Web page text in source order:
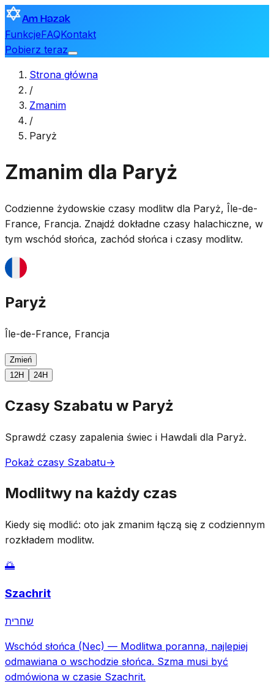
Am Hazak
FunkcjeFAQKontakt
Pobierz teraz
Strona główna
/
Zmanim
/
Paryż
Zmanim dla Paryż
Codzienne żydowskie czasy modlitw dla Paryż, Île-de-
France, Francja. Znajdź dokładne czasy halachiczne, w
tym wschód słońca, zachód słońca i czasy modlitw.
Paryż
Île-de-France, Francja
Zmień
12H
24H
Czasy Szabatu w Paryż
Sprawdź czasy zapalenia świec i Hawdali dla Paryż.
Pokaż czasy Szabatu→
Modlitwy na każdy czas
Kiedy się modlić: oto jak zmanim łączą się z codziennym
rozkładem modlitw.
🌅
Szachrit
שחרית
Wschód słońca (Nec) — Modlitwa poranna, najlepiej
odmawiana o wschodzie słońca. Szma musi być
odmówiona w czasie Szachrit.